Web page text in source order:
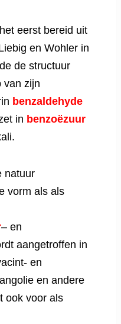
eerst bereid uit
en Wohler in
de structuur
van zijn
benzaldehyde
in benzoëzuur
natuur
vorm als als
– en
aangetroffen in
en
en andere
ook voor als